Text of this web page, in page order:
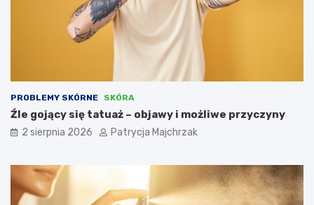
PROBLEMY SKÓRNE SKÓRA
Źle gojący się tatuaż – objawy i możliwe przyczyny
2 sierpnia 2026 Patrycja Majchrzak